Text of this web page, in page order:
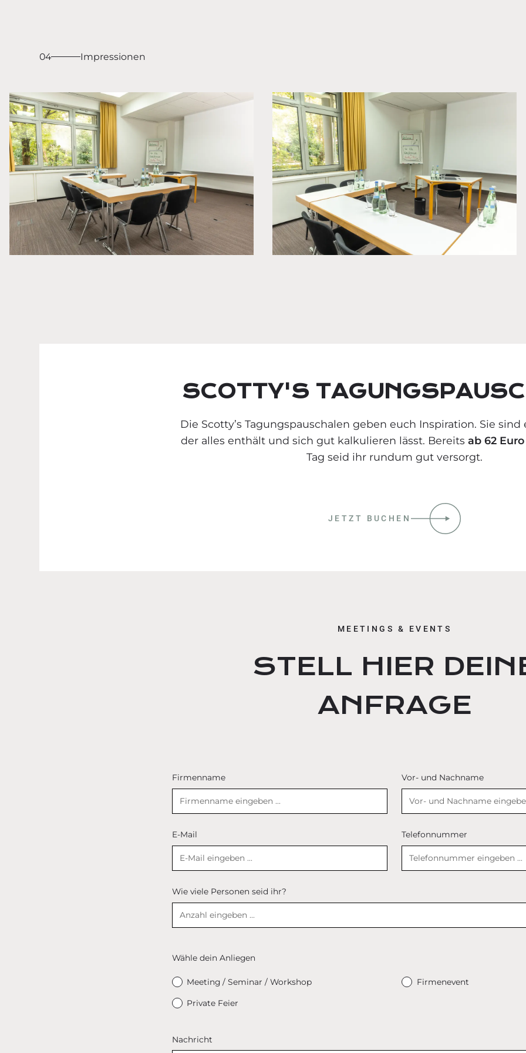
04 Impressionen
SCOTTY'S
Die Scotty’s Tagungspauschalen geben euch Inspiration. Sie sind
der alles enthält und sich gut kalkulieren lässt. Bereits ab 62 Euro
Tag seid ihr rundum gut versorgt.
JETZT BUCHEN
MEETINGS & EVENTS
STELL HIER
ANFRAGE
Firmenname Vor- und Nachname
E-Mail Telefonnummer
Wie viele Personen seid ihr?
Wähle dein Anliegen
Meeting / Seminar / Workshop Firmenevent
Private Feier
Nachricht